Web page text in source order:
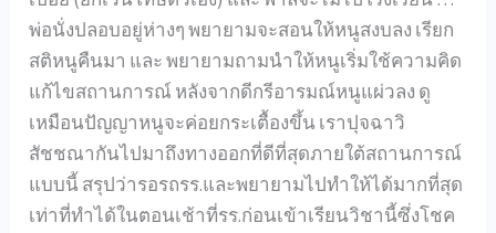
พ่อนั่งปลอบอยู่ห่างๆ พยายามจะสอนให้หนูสงบลง เรียก
สติหนูคืนมา และ พยายามถามนำให้หนูเริ่มใช้ความคิด
แก้ไขสถานการณ์ หลังจากดีกรีอารมณ์หนูแผ่วลง ดู
เหมือนปัญญาหนูจะค่อยกระเตื้องขึ้น เราปุจฉาวิ
สัชชณากันไปมาถึงทางออกที่ดีที่สุดภายใต้สถานการณ์
แบบนี้ สรุปว่ารอรถรร.และพยายามไปทำให้ได้มากที่สุด
เท่าที่ทำได้ในตอนเช้าที่รร.ก่อนเข้าเรียนวิชานี้ซึ่งโชค